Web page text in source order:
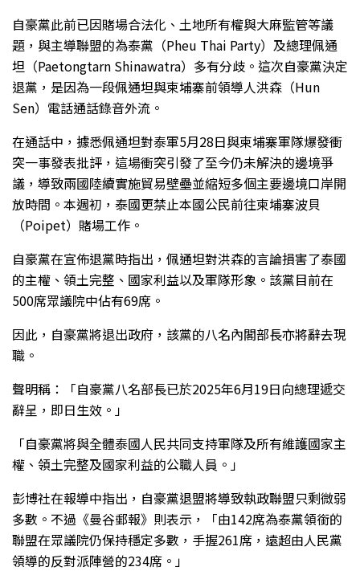
自豪黨此前已因賭場合法化、土地所有權與大麻監管等議
題，與主導聯盟的為泰黨（Pheu Thai Party）及總理佩通
坦（Paetongtarn Shinawatra）多有分歧。這次自豪黨決定
退黨，是因為一段佩通坦與柬埔寨前領導人洪森（Hun
Sen）電話通話錄音外流。
在通話中，據悉佩通坦對泰軍5月28日與柬埔寨軍隊爆發衝
突一事發表批評，這場衝突引發了至今仍未解決的邊境爭
議，導致兩國陸續實施貿易壁壘並縮短多個主要邊境口岸開
放時間。本週初，泰國更禁止本國公民前往柬埔寨波貝
（Poipet）賭場工作。
自豪黨在宣佈退黨時指出，佩通坦對洪森的言論損害了泰國
的主權、領土完整、國家利益以及軍隊形象。該黨目前在
500席眾議院中佔有69席。
因此，自豪黨將退出政府，該黨的八名內閣部長亦將辭去現
職。
聲明稱：「自豪黨八名部長已於2025年6月19日向總理遞交
辭呈，即日生效。」
「自豪黨將與全體泰國人民共同支持軍隊及所有維護國家主
權、領土完整及國家利益的公職人員。」
彭博社在報導中指出，自豪黨退盟將導致執政聯盟只剩微弱
多數。不過《曼谷郵報》則表示，「由142席為泰黨領銜的
聯盟在眾議院仍保持穩定多數，手握261席，遠超由人民黨
領導的反對派陣營的234席。」